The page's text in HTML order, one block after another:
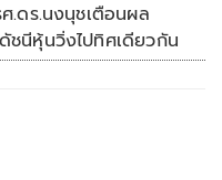
.ดร.นงนุชเตือนผล
นีหุ้นวิ่งไปทิศเดียวกัน